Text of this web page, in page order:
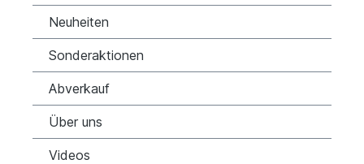
Neuheiten
Sonderaktionen
Abverkauf
Über uns
Videos